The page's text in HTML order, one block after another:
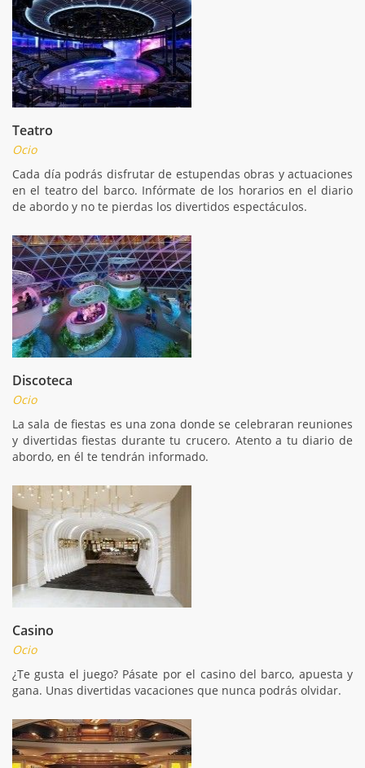
Teatro
Ocio
Cada día podrás disfrutar de estupendas obras y actuaciones
en el teatro del barco. Infórmate de los horarios en el diario
de abordo y no te pierdas los divertidos espectáculos.
Discoteca
Ocio
La sala de fiestas es una zona donde se celebraran reuniones
y divertidas fiestas durante tu crucero. Atento a tu diario de
abordo, en él te tendrán informado.
Casino
Ocio
¿Te gusta el juego? Pásate por el casino del barco, apuesta y
gana. Unas divertidas vacaciones que nunca podrás olvidar.